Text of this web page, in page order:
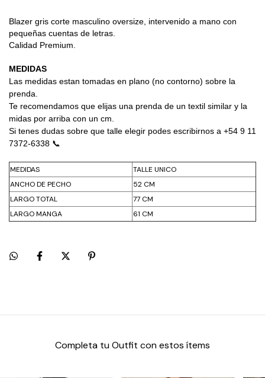
Blazer gris corte masculino oversize, intervenido a mano con
pequeñas cuentas de letras.
Calidad Premium.
MEDIDAS
Las medidas estan tomadas en plano (no contorno) sobre la
prenda.
Te recomendamos que elijas una prenda de un textil similar y la
midas por arriba con un cm.
Si tenes dudas sobre que talle elegir podes escribirnos a +54 9 11
7372-6338 📞
MEDIDAS
TALLE UNICO
ANCHO DE PECHO
52 CM
LARGO TOTAL
77 CM
LARGO MANGA
61 CM
Completa tu Outfit con estos ítems